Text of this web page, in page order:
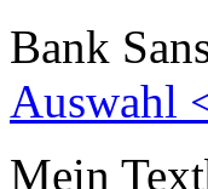
Bank
Auswahl
Mein